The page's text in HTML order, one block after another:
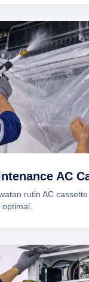
AC
rutin AC
optimal.